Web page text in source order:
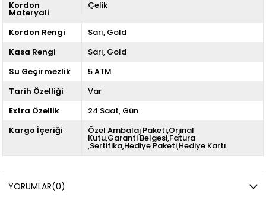
Kordon
Materyali
Çelik
Kordon Rengi Sarı Gold
Kasa Rengi
Sarı Gold
Su Geçirmezlik
5 ATM
Tarih Özelliği
Var
Extra Özellik
24 Saat Gün
Kargo İçeriği
Özel Ambalaj Paketi,Orjinal
Kutu,Garanti Belgesi,Fatura
,Sertifika,Hediye Paketi,Hediye Kartı
YORUMLAR(0)